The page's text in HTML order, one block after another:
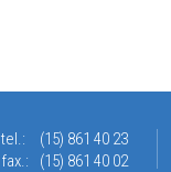
tel.:
(15) 861 40 23
fax.:
(15) 861 40 02